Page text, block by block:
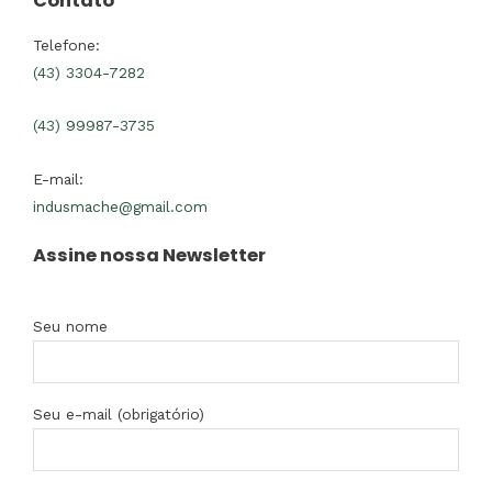
Telefone:
(43) 3304-7282
(43) 99987-3735
E-mail:
indusmache@gmail.com
Assine nossa Newsletter
Seu nome
Seu e-mail (obrigatório)